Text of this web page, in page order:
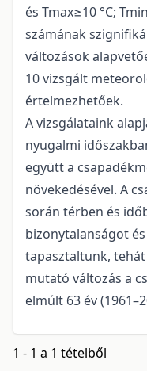
és Tmax≥10 °C;
számának
változások
10 vizsgált
értelmezhetőek.
A vizsgálataink
nyugalmi
együtt a
növekedésével. A
során térben és
bizonytalanságot
tapasztaltunk,
mutató változás a
elmúlt 63 év
1 - 1 a 1 tételből